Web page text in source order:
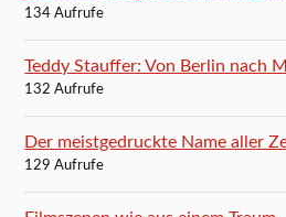
134 Aufrufe
Teddy Stauffer: Von Berlin nach
132 Aufrufe
Der meistgedruckte Name aller
129 Aufrufe